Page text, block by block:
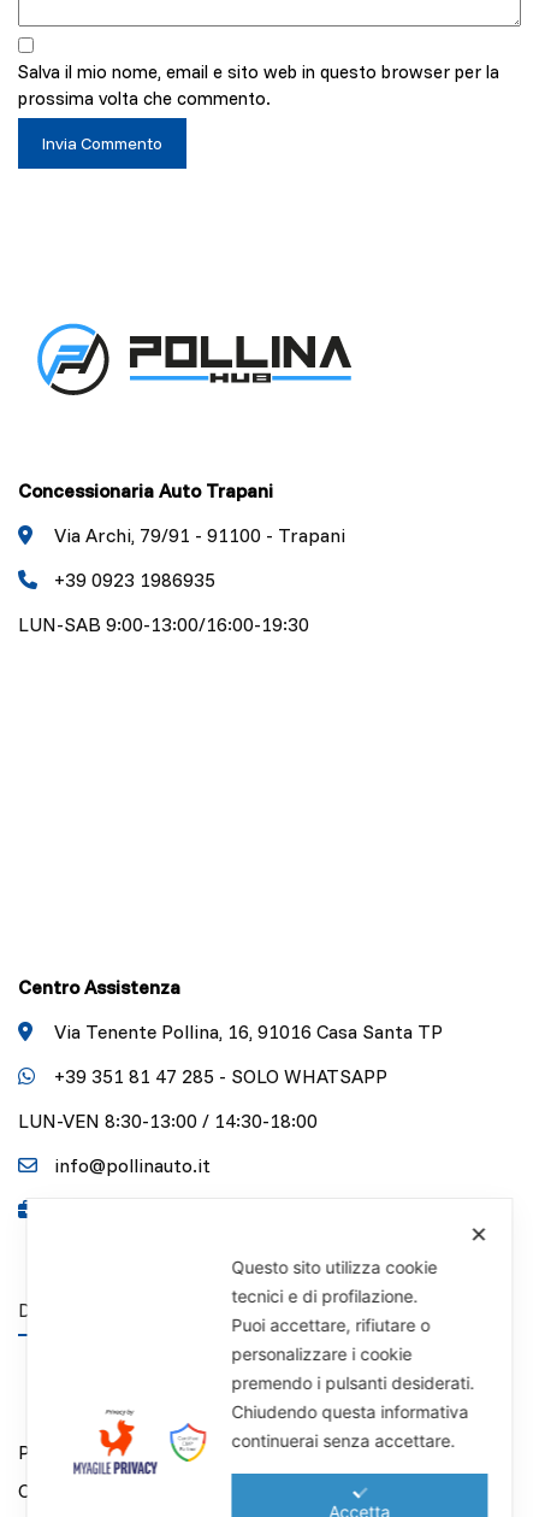
Salva il mio nome, email e sito web in questo browser per la
prossima volta che commento.
Concessionaria Auto Trapani
Via Archi, 79/91 - 91100 - Trapani
+39 0923 1986935
LUN-SAB 9:00-13:00/16:00-19:30
Centro Assistenza
Via Tenente Pollina, 16, 91016 Casa Santa TP
+39 351 81 47 285 - SOLO WHATSAPP
LUN-VEN 8:30-13:00 / 14:30-18:00
info@pollinauto.it
DISCLAIMER
Privacy Policy
Cookie Policy
✕
Questo sito utilizza cookie
tecnici e di profilazione.
Puoi accettare, rifiutare o
personalizzare i cookie
premendo i pulsanti desiderati.
Chiudendo questa informativa
continuerai senza accettare.
Accetta